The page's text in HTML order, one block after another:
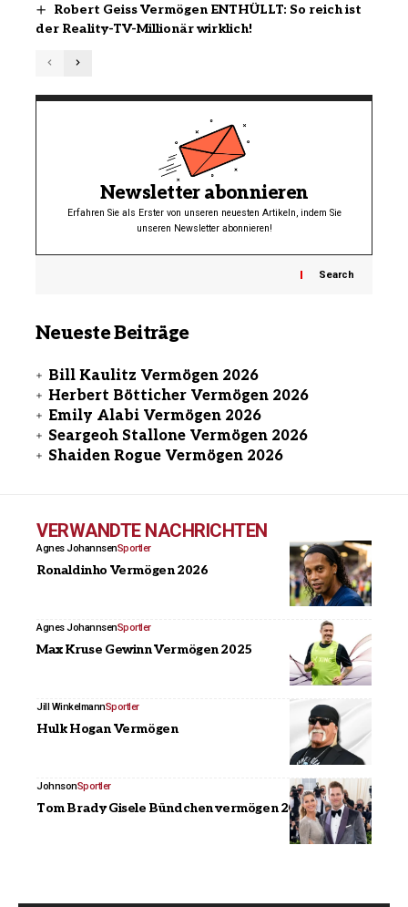
Robert Geiss Vermögen ENTHÜLLT: So reich ist
der Reality-TV-Millionär wirklich!
Newsletter abonnieren
Erfahren Sie als Erster von unseren neuesten Artikeln, indem Sie
unseren Newsletter abonnieren!
Search
Neueste Beiträge
Bill Kaulitz Vermögen 2026
Herbert Bötticher Vermögen 2026
Emily Alabi Vermögen 2026
Seargeoh Stallone Vermögen 2026
Shaiden Rogue Vermögen 2026
VERWANDTE NACHRICHTEN
Agnes JohannsenSportler
Ronaldinho Vermögen 2026
Agnes JohannsenSportler
Max Kruse Gewinn Vermögen 2025
Jill WinkelmannSportler
Hulk Hogan Vermögen
JohnsonSportler
Tom Brady Gisele Bündchen vermögen 2026